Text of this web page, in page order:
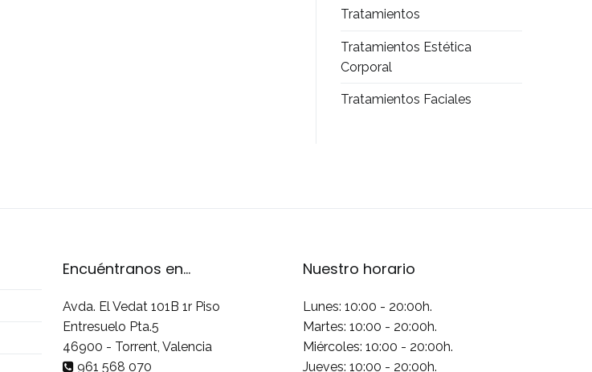
Tratamientos
Tratamientos Estética
Corporal
Tratamientos Faciales
Encuéntranos en...
Avda. El Vedat 101B 1r Piso
Entresuelo Pta.5
46900 - Torrent, Valencia
961 568 070
Nuestro horario
Lunes: 10:00 - 20:00h.
Martes: 10:00 - 20:00h.
Miércoles: 10:00 - 20:00h.
Jueves: 10:00 - 20:00h.